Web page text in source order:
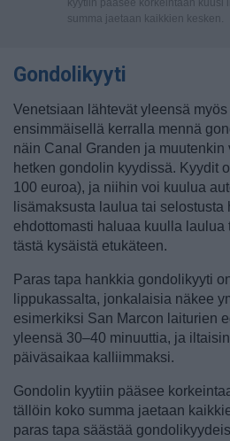
kyytiin pääsee korkeintaan kuusi
summa jaetaan kaikkien kesken.
Gondolikyyti
Venetsiaan lähtevät yleensä
ensimmäisellä kerralla mennä
näin Canal Granden ja muutenkin
hetken gondolin kyydissä. Kyydit
100 euroa), ja niihin voi kuulua
lisämaksusta laulua tai selostusta
ehdottomasti haluaa kuulla laulua
tästä kysäistä etukäteen.
Paras tapa hankkia gondolikyyti
lippukassalta, jonkalaisia näkee
esimerkiksi San Marcon laiturien
yleensä 30–40 minuuttia, ja
päiväsaikaa kalliimmaksi.
Gondolin kyytiin pääsee
tällöin koko summa jaetaan
paras tapa säästää